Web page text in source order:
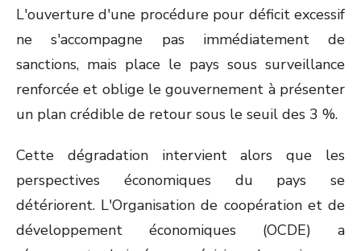
L'ouverture d'une procédure pour déficit excessif
ne s'accompagne pas immédiatement de
sanctions, mais place le pays sous surveillance
renforcée et oblige le gouvernement à présenter
un plan crédible de retour sous le seuil des 3 %.
Cette dégradation intervient alors que les
perspectives économiques du pays se
détériorent. L'Organisation de coopération et de
développement économiques (OCDE) a